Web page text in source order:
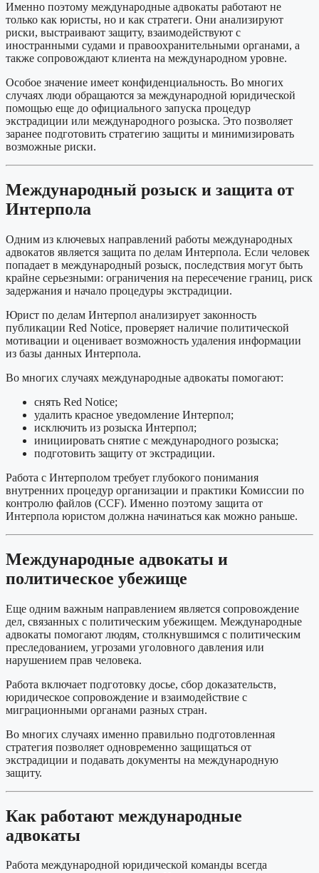
Именно поэтому международные адвокаты работают не
только как юристы, но и как стратеги. Они анализируют
риски, выстраивают защиту, взаимодействуют с
иностранными судами и правоохранительными органами, а
также сопровождают клиента на международном уровне.
Особое значение имеет конфиденциальность. Во многих
случаях люди обращаются за международной юридической
помощью еще до официального запуска процедур
экстрадиции или международного розыска. Это позволяет
заранее подготовить стратегию защиты и минимизировать
возможные риски.
Международный розыск и защита от
Интерпола
Одним из ключевых направлений работы международных
адвокатов является защита по делам Интерпола. Если человек
попадает в международный розыск, последствия могут быть
крайне серьезными: ограничения на пересечение границ, риск
задержания и начало процедуры экстрадиции.
Юрист по делам Интерпол анализирует законность
публикации Red Notice, проверяет наличие политической
мотивации и оценивает возможность удаления информации
из базы данных Интерпола.
Во многих случаях международные адвокаты помогают:
снять Red Notice;
удалить красное уведомление Интерпол;
исключить из розыска Интерпол;
инициировать снятие с международного розыска;
подготовить защиту от экстрадиции.
Работа с Интерполом требует глубокого понимания
внутренних процедур организации и практики Комиссии по
контролю файлов (CCF). Именно поэтому защита от
Интерпола юристом должна начинаться как можно раньше.
Международные адвокаты и
политическое убежище
Еще одним важным направлением является сопровождение
дел, связанных с политическим убежищем. Международные
адвокаты помогают людям, столкнувшимся с политическим
преследованием, угрозами уголовного давления или
нарушением прав человека.
Работа включает подготовку досье, сбор доказательств,
юридическое сопровождение и взаимодействие с
миграционными органами разных стран.
Во многих случаях именно правильно подготовленная
стратегия позволяет одновременно защищаться от
экстрадиции и подавать документы на международную
защиту.
Как работают международные
адвокаты
Работа международной юридической команды всегда